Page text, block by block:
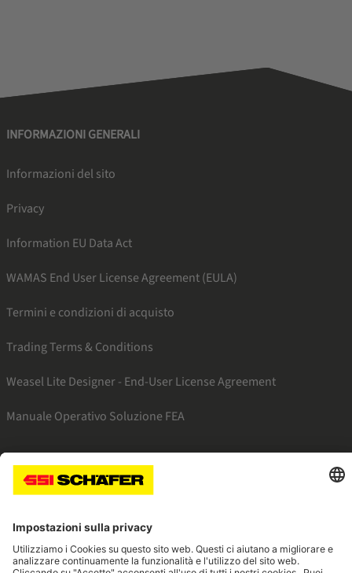
INFORMAZIONI GENERALI
Informazioni del sito
Privacy
Information EU Data Act
WAMAS End User License Agreement (EULA)
Termini e condizioni di acquisto
Trading Terms & Conditions
Weasel Lite Designer - End-User License Agreement
Manuale Operativo Soluzione FEA